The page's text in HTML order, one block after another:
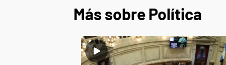
Más sobre Política